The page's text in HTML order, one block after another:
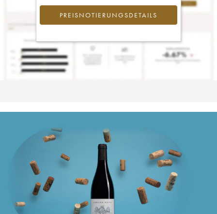
PREISNOTIERUNGSDETAILS